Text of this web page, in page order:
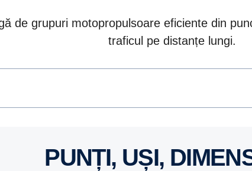
de grupuri motopropulsoare eficiente din
traficul pe distanțe lungi.
PUNȚI, UȘI,